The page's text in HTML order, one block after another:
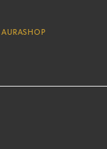
AURASHOP